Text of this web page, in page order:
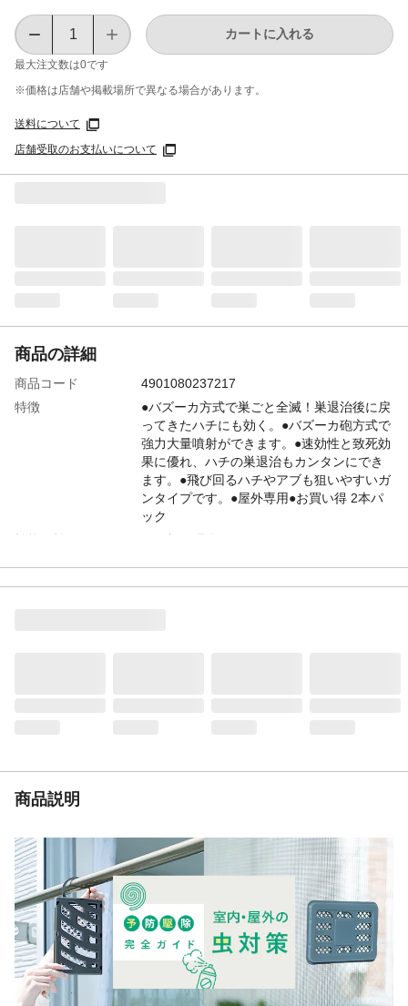
最大注文数は0です
カートに入れる
※価格は​店舗や​掲載場所で​異なる​場合が​あります。
送料について
店舗受取のお支払いについて
商品の詳細
商品コード
4901080237217
特徴
●バズーカ方式で巣ごと全滅！巣退治後に戻
ってきたハチにも効く。●バズーカ砲方式で
強力大量噴射ができます。●速効性と致死効
果に優れ、ハチの巣退治もカンタンにでき
ます。●飛び回るハチやアブも狙いやすいガ
ンタイプです。●屋外専用●お買い得 2本パ
ック
成分
有効成分/フタルスリン、モンフルオロトリ
商品説明